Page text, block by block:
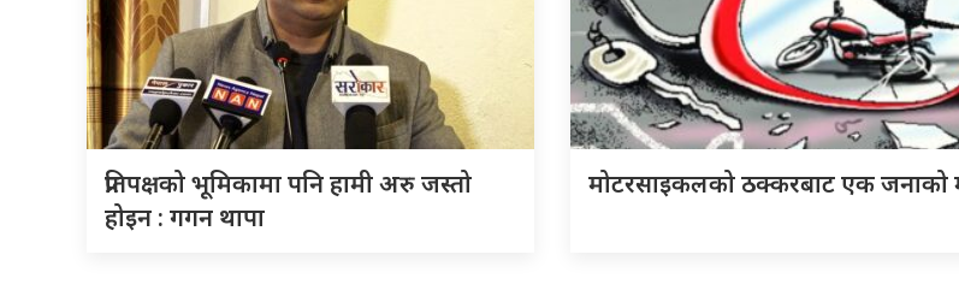
प्रतिपक्षको भूमिकामा पनि हामी अरु जस्तो
होइन : गगन थापा
मोटरसाइकलको ठक्करबाट एक जनाको